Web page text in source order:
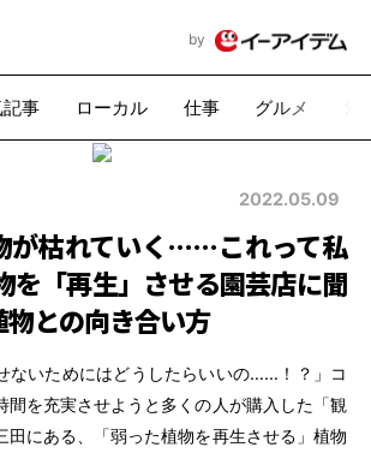
by
記事 ローカル 仕事 グルメ
2022.05.09
が枯れていく……これって私
を「再生」させる園芸店に聞
との向き合い方
ないためにはどうしたらいいの……！？」コ
間を充実させようと多くの人が購入した「観
田にある、「弱った植物を再生させる」植物